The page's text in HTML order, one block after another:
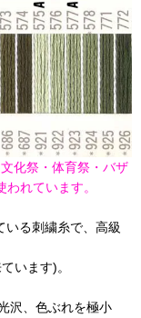
化祭・体育祭・バザ
れています。
いる刺繍糸で、高級
います)。
沢、色ぶれを極小